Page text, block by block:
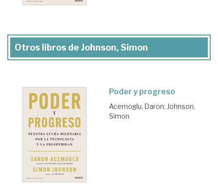
Otros libros de Johnson, Simon
Poder y progreso
Acemoglu, Daron; Johnson,
Simon